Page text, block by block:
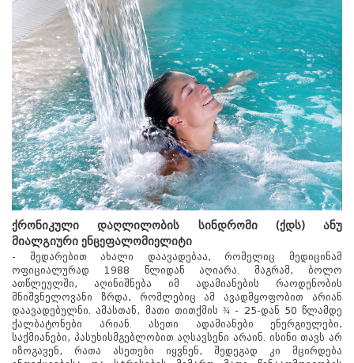
ქრონიკული დაღლილობის სინდრომი (ქდს) ანუ
მიალგიური ენცეფალომიელიტი
- შედარებით ახალი დაავადებაა, რომელიც მედიცინამ
ოფიციალურად 1988 წლიდან აღიარა. მაგრამ, ბოლო
ათწლეულში, აღინიშნება იმ ადამიანების რაოდენობის
მნიშვნელოვანი ზრდა, რომლებიც ამ ავადმყოფობით არიან
დაავადებულნი. ამასთან, მათი თითქმის ¾ - 25-დან 50 წლამდე
ქალბატონები არიან. ასეთი ადამიანები ენერგიულები,
საქმიანები, პასუხისმგებლობით აღსავსენი არაინ. ისინი თავს არ
იზოგავენ, რათა ასეთები იყვნენ, შედეგად კი მცირდება